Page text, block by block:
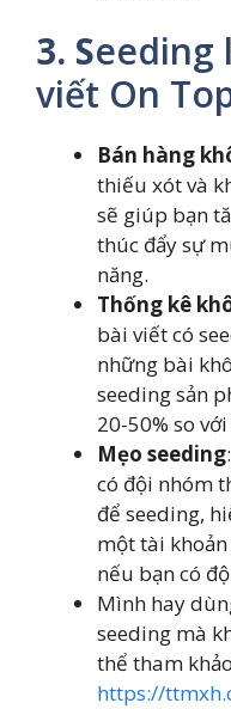
3. Seeding
viết On
Bán hàng
thiếu xót và
sẽ giúp bạn
thúc đẩy sự
năng.
Thống kê
bài viết có
những bài
seeding sản
20-50% so
Mẹo seeding
có đội nhóm
để seeding,
một tài
nếu bạn có
Mình hay
seeding mà
thể tham
https://